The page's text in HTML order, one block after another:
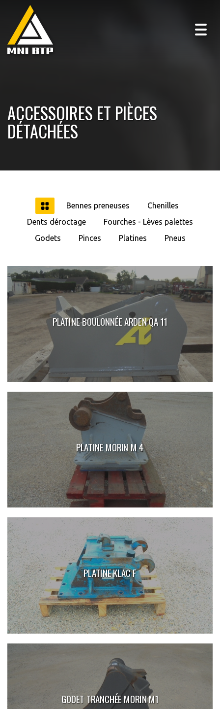
ACCESSOIRES ET PIÈCES
DÉTACHÉES
Bennes preneuses
Chenilles
Dents déroctage
Fourches - Lèves palettes
Godets
Pinces Platines Pneus
PLATINE BOULONNÉE ARDEN QA 11
PLATINE MORIN M 4
PLATINE KLAC F
GODET TRANCHÉE MORIN M1